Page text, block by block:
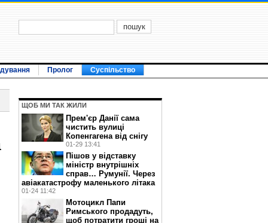
Пролог Суспільство
ЩОБ МИ ТАК ЖИЛИ
Прем'єр Данії сама
чистить вулиці
Копенгагена від снігу
01-29 13:41
Пішов у відставку
міністр внутрішніх
справ… Румунії. Через
авіакатастрофу маленького літака
01-24 11:42
Мотоцикл Папи
Римського продадуть,
щоб потратити гроші на